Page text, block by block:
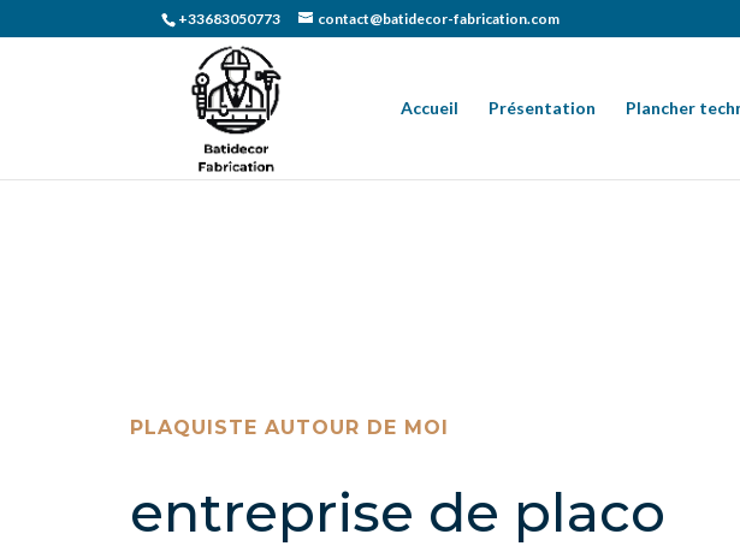
+33683050773 contact@batidecor-fabrication.com
Accueil Présentation Plancher
PLAQUISTE AUTOUR DE MOI
entreprise de placo